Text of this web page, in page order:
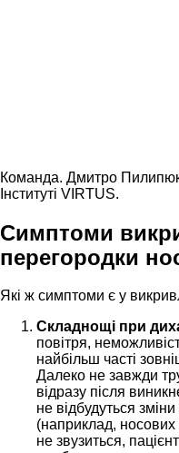
Команда. Дмитро
Інституті VIRTUS.
Симптоми
перегородки
Які ж симптоми є у
Складнощі при
повітря,
найбільш часті
Далеко не завжди
відразу після
не відбудуться
(наприклад, носових
не звузиться,